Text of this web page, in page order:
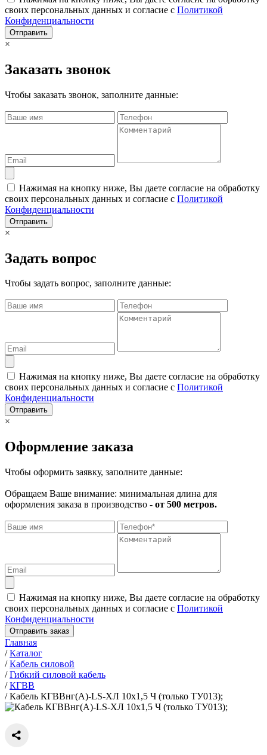
своих персональных данных и согласие с Политикой
Конфиденциальности
Отправить
×
Заказать звонок
Чтобы заказать звонок, заполните данные:
Нажимая на кнопку ниже, Вы даете согласие на обработку
своих персональных данных и согласие с Политикой
Конфиденциальности
Отправить
×
Задать вопрос
Чтобы задать вопрос, заполните данные:
Нажимая на кнопку ниже, Вы даете согласие на обработку
своих персональных данных и согласие с Политикой
Конфиденциальности
Отправить
×
Оформление заказа
Чтобы оформить заявку, заполните данные:
Обращаем Ваше внимание: минимальная длина для
оформления заказа в производство - от 500 метров.
Нажимая на кнопку ниже, Вы даете согласие на обработку
своих персональных данных и согласие с Политикой
Конфиденциальности
Отправить заказ
Главная
/Каталог
/Кабель силовой
/Гибкий силовой кабель
/КГВВ
/Кабель КГВВнг(А)-LS-ХЛ 10х1,5 Ч (только ТУ013);